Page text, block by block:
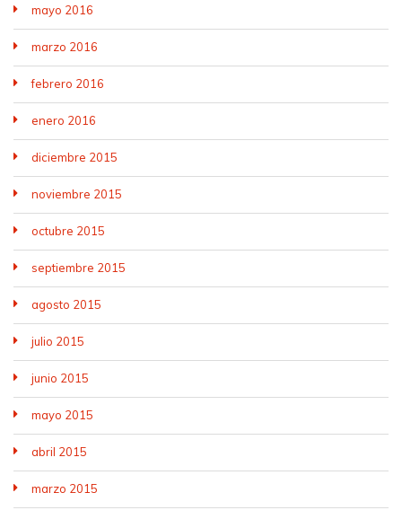
mayo 2016
marzo 2016
febrero 2016
enero 2016
diciembre 2015
noviembre 2015
octubre 2015
septiembre 2015
agosto 2015
julio 2015
junio 2015
mayo 2015
abril 2015
marzo 2015